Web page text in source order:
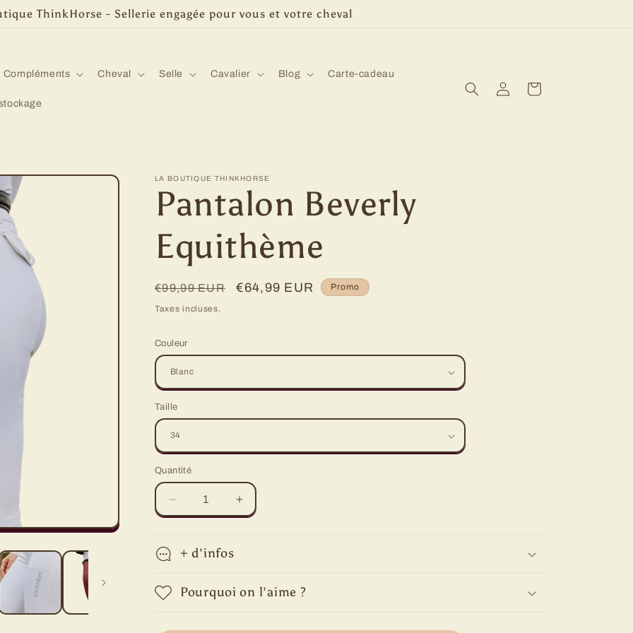
ThinkHorse - Sellerie engagée pour vous et votre cheval
Compléments Cheval Selle Cavalier Blog Carte-cadeau
ConnexionPanier
LA BOUTIQUE THINKHORSE
Pantalon Beverly
Equithème
Prix
habituel
€99,99 EUR
Prix
€64,99 EUR Promo
Taxes incluses.
Couleur
Taille
Quantité
Quantité
Réduire
la
de
Equithème
Augmenter
la
Equithème
+ d'infos
Pourquoi on l'aime ?